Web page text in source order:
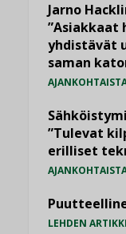
Jarno
”Asiakkaat
yhdistävät
saman
”Tulevat
erilliset
LEHDEN